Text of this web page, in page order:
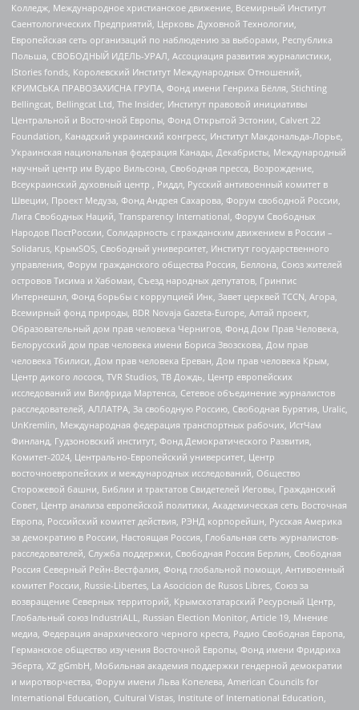
Колледж, Международное христианское движение, Всемирный Институт
Саентологических Предприятий, Церковь Духовной Технологии,
Европейская сеть организаций по наблюдению за выборами, Республика
Польша, СВОБОДНЫЙ ИДЕЛЬ-УРАЛ, Ассоциация развития журналистики,
IStories fonds, Королевский Институт Международных Отношений,
КРИМСЬКА ПРАВОЗАХИСНА ГРУПА, Фонд имени Генриха Бёлля, Stichting
Bellingcat, Bellingcat Ltd, The Insider, Институт правовой инициативы
Центральной и Восточной Европы, Фонд Открытой Эстонии, Calvert 22
Foundation, Канадский украинский конгресс, Институт Макдональда-Лорье,
Украинская национальная федерация Канады, Декабристы, Международный
научный центр им Вудро Вильсона, Свободная пресса, Возрождение,
Всеукраинский духовный центр , Риддл, Русский антивоенный комитет в
Швеции, Проект Медуза, Фонд Андрея Сахарова, Форум свободной России,
Лига Свободных Наций, Transparеncy International, Форум Свободных
Народов ПостРоссии, Солидарность с гражданским движением в России –
Solidarus, КрымSOS, Свободный университет, Институт государственного
управления, Форум гражданского общества Россия, Беллона, Союз жителей
островов Тисима и Хабомаи, Съезд народных депутатов, Гринпис
Интернешнл, Фонд борьбы с коррупцией Инк, Завет церквей TCCN, Агора,
Всемирный фонд природы, BDR Novaja Gazeta-Europe, Алтай проект,
Образовательный дом прав человека Чернигов, Фонд Дом Прав Человека,
Белорусский дом прав человека имени Бориса Звозскова, Дом прав
человека Тбилиси, Дом прав человека Ереван, Дом прав человека Крым,
Центр дикого лосося, TVR Studios, ТВ Дождь, Центр европейских
исследований им Вилфрида Мартенса, Сетевое объединение журналистов
расследователей, АЛЛАТРА, За свободную Россию, Свободная Бурятия, Uralic,
UnKremlin, Международная федерация транспортных рабочих, ИстЧам
Финланд, Гудзоновский институт, Фонд Демократического Развития,
Комитет-2024, Центрально-Европейский университет, Центр
восточноевропейских и международных исследований, Общество
Сторожевой башни, Библии и трактатов Свидетелей Иеговы, Гражданский
Совет, Центр анализа европейской политики, Академическая сеть Восточная
Европа, Российский комитет действия, РЭНД корпорейшн, Русская Америка
за демократию в России, Настоящая Россия, Глобальная сеть журналистов-
расследователей, Служба поддержки, Свободная Россия Берлин, Свободная
Россия Северный Рейн-Вестфалия, Фонд глобальной помощи, Антивоенный
комитет России, Russie-Libertes, La Asocicion de Rusos Libres, Союз за
возвращение Северных территорий, Крымскотатарский Ресурсный Центр,
Глобальный союз IndustriALL, Russian Election Monitor, Article 19, Мнение
медиа, Федерация анархического черного креста, Радио Свободная Европа,
Германское общество изучения Восточной Европы, Фонд имени Фридриха
Эберта, XZ gGmbH, Мобильная академия поддержки гендерной демократии
и миротворчества, Форум имени Льва Копелева, American Councils for
International Education, Cultural Vistas, Institute of International Education,